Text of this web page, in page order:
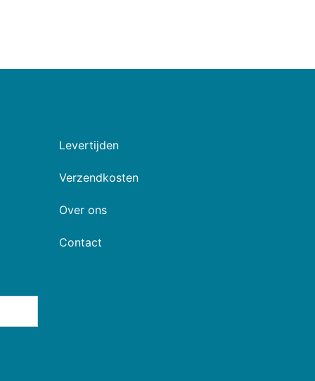
Levertijden
Verzendkosten
Over ons
Contact